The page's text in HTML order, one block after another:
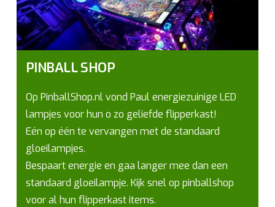
PINBALL SHOP
Op PinballShop.nl vond Paul energiezuinige LED
lampjes voor hun o zo geliefde flipperkast!
Eén op één te vervangen met de standaard
gloeilampjes.
Bespaart energie en gaa langer mee dan een
standaard gloeilampje. Kijk snel op pinballshop
voor al hun flipperkast items.